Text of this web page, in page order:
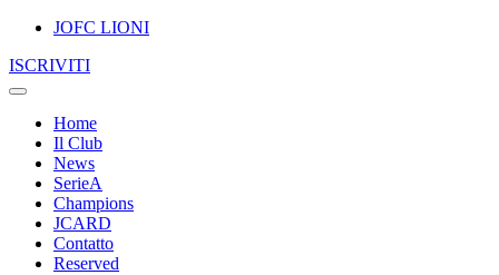
JOFC LIONI
ISCRIVITI
Home
Il Club
News
SerieA
Champions
JCARD
Contatto
Reserved